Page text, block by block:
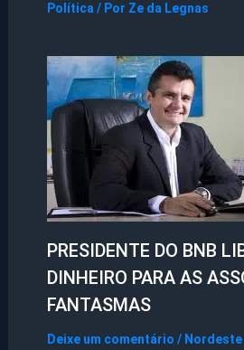
Política / Por Ze da Legnas
PRESIDENTE DO BNB
DINHEIRO PARA AS
FANTASMAS
Deixe um comentário / Nordeste